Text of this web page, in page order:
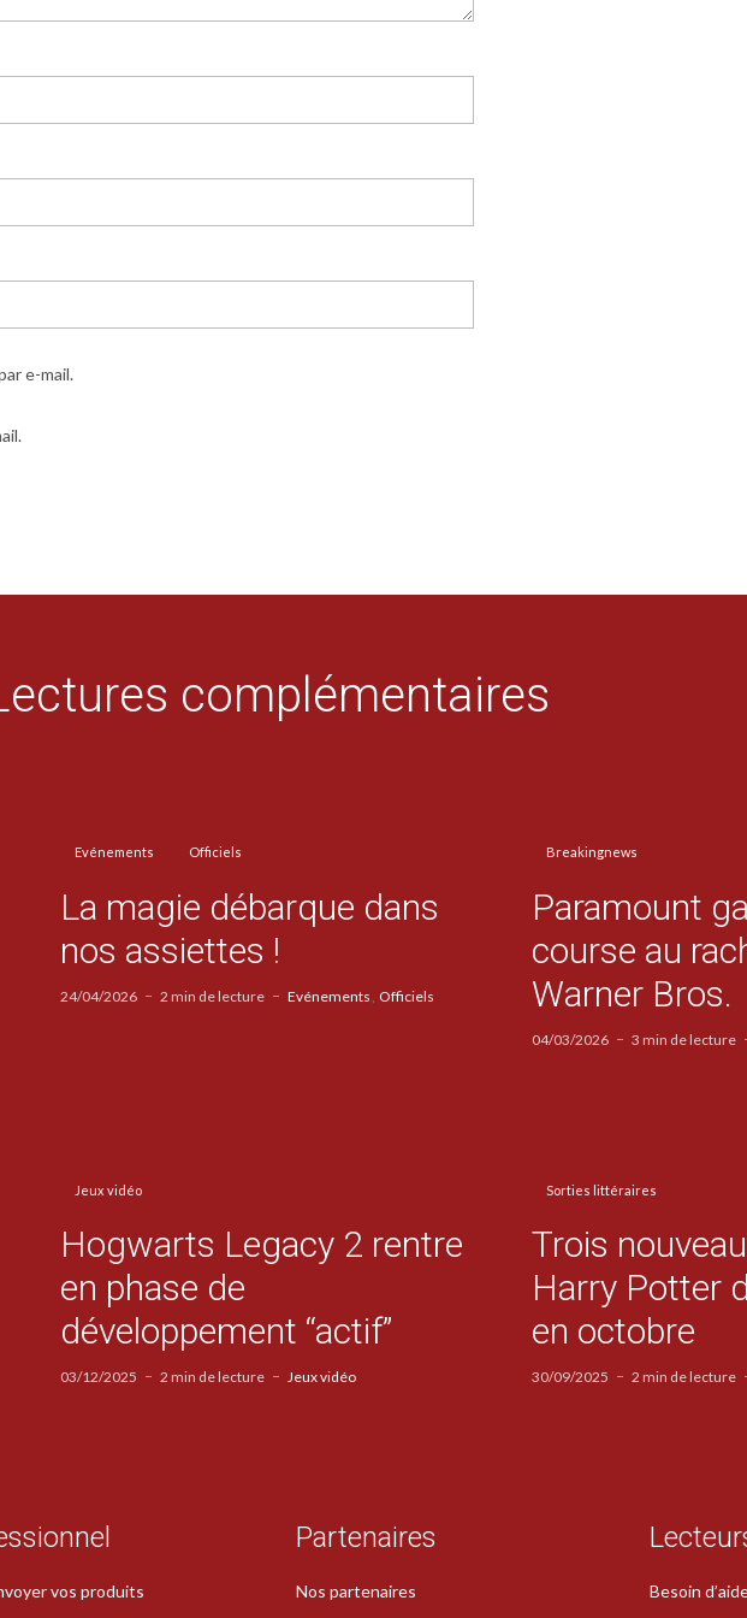
e-mail.
complémentaires
Evénements Officiels
La magie débarque dans
nos assiettes !
24/04/2026 2 min de lecture Evénements Officiels
Breakingnews
Paramount
course au
Warner Bros.
04/03/2026 3 min de lecture
Jeux vidéo
Hogwarts Legacy 2 rentre
en phase de
développement “actif”
03/12/2025 2 min de lecture Jeux vidéo
Sorties littéraires
Trois
Harry Potter
en octobre
30/09/2025 2 min de lecture
vos produits
Partenaires
Nos partenaires Besoin